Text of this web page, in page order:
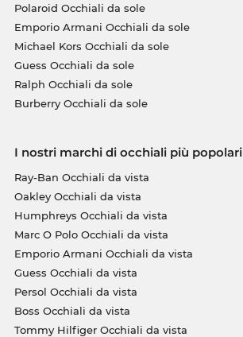
Polaroid Occhiali da sole
Emporio Armani Occhiali da sole
Michael Kors Occhiali da sole
Guess Occhiali da sole
Ralph Occhiali da sole
Burberry Occhiali da sole
I nostri marchi di occhiali più popolari
Ray-Ban Occhiali da vista
Oakley Occhiali da vista
Humphreys Occhiali da vista
Marc O Polo Occhiali da vista
Emporio Armani Occhiali da vista
Guess Occhiali da vista
Persol Occhiali da vista
Boss Occhiali da vista
Tommy Hilfiger Occhiali da vista